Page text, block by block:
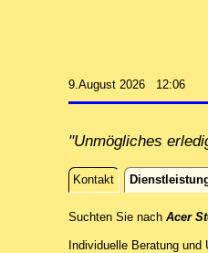
9.August 2026 12:06
"Unmögliches
Kontakt
Suchten Sie nach Acer
Individuelle Beratung